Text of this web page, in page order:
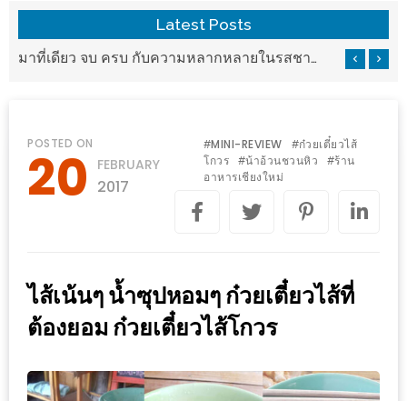
อ้วน
ความ
เป็น
ปัน
นาฯ
เชียงใหม่
เล่น
กัน
อะไร
ก็ได้
…
เดียว
Latest Posts
มาที่เดียว จบ ครบ กับความหลากหลายในรสชาติที่นำมาจากทั่วเมืองจีนที่ HAN The Chinese Cuisine
POSTED ON
20 FEBRUARY
2017
#MINI-REVIEW #ก๋วยเตี๋ยวไส้
โกวร
#น้าอ้วนชวนหิว #ร้าน
อาหารเชียงใหม่
ไส้เน้นๆ น้ำซุปหอมๆ ก๋วยเตี๋ยวไส้ที่
ต้องยอม ก๋วยเตี๋ยวไส้โกวร